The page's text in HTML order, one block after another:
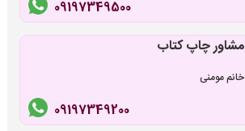
09197349500
مشاور چاپ کتاب
خانم مومنی
09197349200